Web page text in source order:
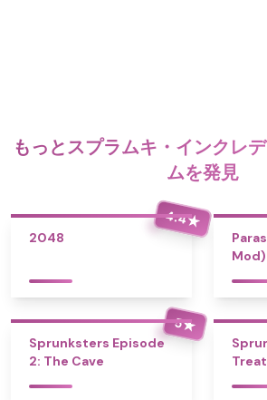
もっとスプラムキ・インクレ
ムを発見
4.4★
2048
Mod)
5★
Sprunksters Episode
2: The Cave